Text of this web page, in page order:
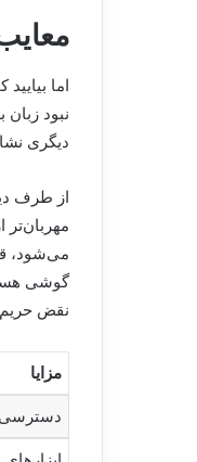
اما
نبود
دیگری
از طرف
می‌شود،
گوشی
نقض
مزایا
دسترسی